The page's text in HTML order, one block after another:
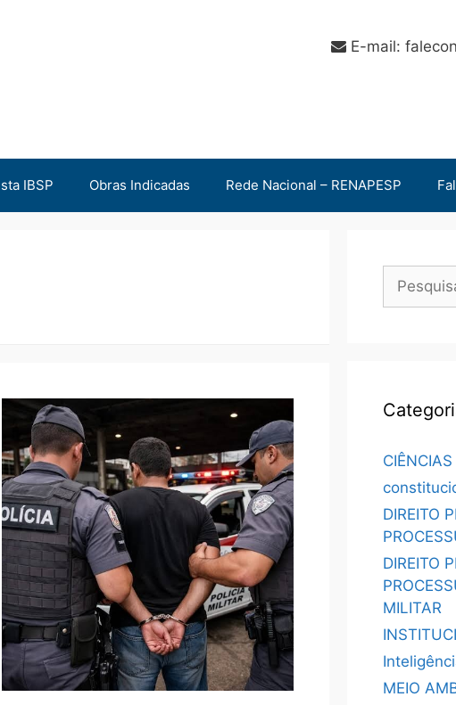
E-mail:
IBSP Obras Indicadas Rede Nacional – RENAPESP
DIREITO
DIREITO
MILITAR
MEIO